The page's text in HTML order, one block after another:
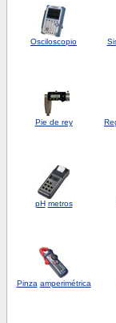
Osciloscopio
Pie de rey
pH metros
Pinza amperimétrica